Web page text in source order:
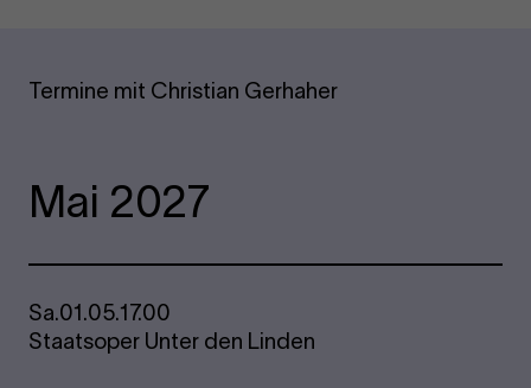
Termine mit Christian Gerhaher
Mai 2027
Sa.01.05.17.00
Staatsoper Unter den Linden